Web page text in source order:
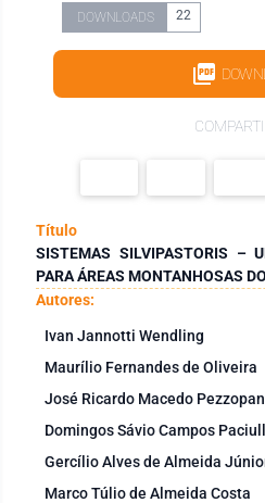
DOWNLOADS 22
Título
SISTEMAS SILVIPASTORIS –
PARA ÁREAS MONTANHOSAS
Autores:
Ivan Jannotti Wendling
Maurílio Fernandes de Oliveira
José Ricardo Macedo
Domingos Sávio Campos
Gercílio Alves de Almeida
Marco Túlio de Almeida Costa